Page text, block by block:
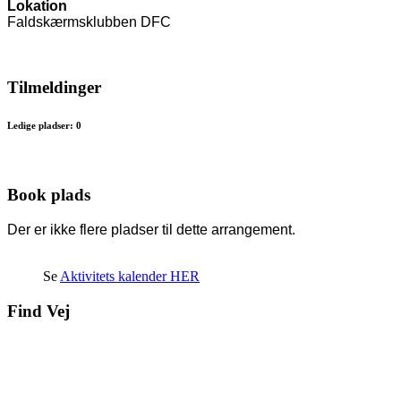
Lokation
Faldskærmsklubben DFC
Tilmeldinger
Ledige pladser: 0
Book plads
Der er ikke flere pladser til dette arrangement.
Se Aktivitets kalender HER
Find Vej